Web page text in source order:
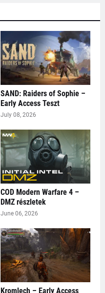
SAND: Raiders of Sophie –
Early Access Teszt
July 08, 2026
COD Modern Warfare 4 –
DMZ részletek
June 06, 2026
Kromlech – Early Access